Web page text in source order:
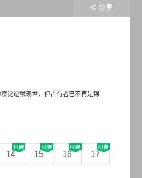
觉逆鳞现世，但占有者已不再是锦
14 15 16 17
分享